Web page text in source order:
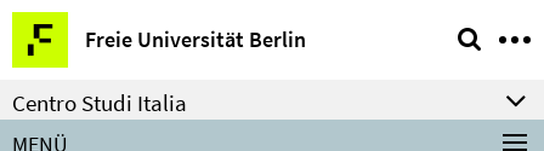
Springe
direkt
zu
Inhalt
Freie Universität Berlin
Service-
Navigation
Centro Studi Italia
MENÜ